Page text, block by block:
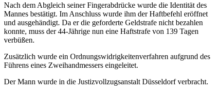
Nach dem Abgleich seiner Fingerabdrücke wurde die Identität des
Mannes bestätigt. Im Anschluss wurde ihm der Haftbefehl eröffnet
und ausgehändigt. Da er die geforderte Geldstrafe nicht bezahlen
konnte, muss der 44-Jährige nun eine Haftstrafe von 139 Tagen
verbüßen.
Zusätzlich wurde ein Ordnungswidrigkeitenverfahren aufgrund des
Führens eines Zweihandmessers eingeleitet.
Der Mann wurde in die Justizvollzugsanstalt Düsseldorf verbracht.